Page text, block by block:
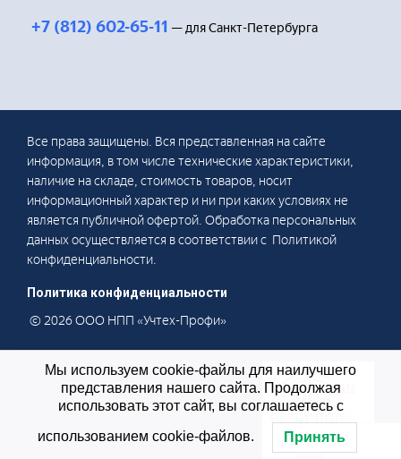
+7 (812) 602-65-11 — для Санкт-Петербурга
Все права защищены. Вся представленная на сайте
информация, в том числе технические характеристики,
наличие на складе, стоимость товаров, носит
информационный характер и ни при каких условиях не
является публичной офертой. Обработка персональных
данных осуществляется в соответствии с Политикой
конфиденциальности.
Политика конфиденциальности
© 2026 ООО НПП «Учтех-Профи»
Мы используем cookie-файлы для наилучшего
представления нашего сайта. Продолжая
использовать этот сайт, вы соглашаетесь с
использованием cookie-файлов. Принять